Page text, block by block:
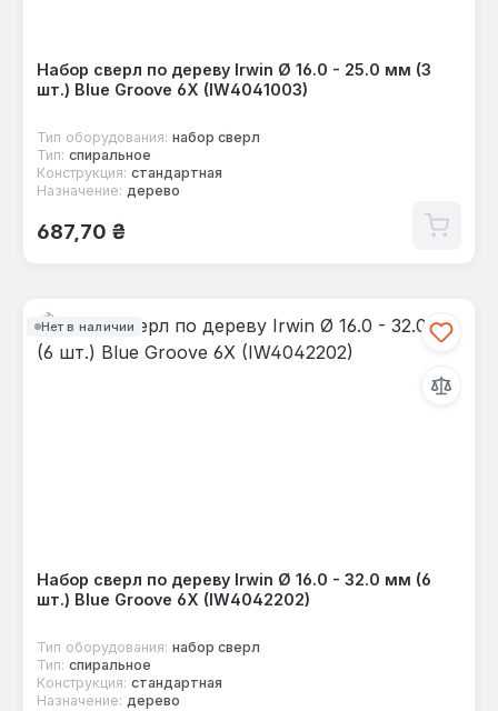
Набор сверл по дереву Irwin Ø 16.0 - 25.0 мм (3
шт.) Blue Groove 6X (IW4041003)
Тип оборудования: набор сверл
Тип: спиральное
Конструкция: стандартная
Назначение: дерево
Обычная цена:
687,70 ₴
Нет в наличии
Набор сверл по дереву Irwin Ø 16.0 - 32.0 мм (6
шт.) Blue Groove 6X (IW4042202)
Тип оборудования: набор сверл
Тип: спиральное
Конструкция: стандартная
Назначение: дерево